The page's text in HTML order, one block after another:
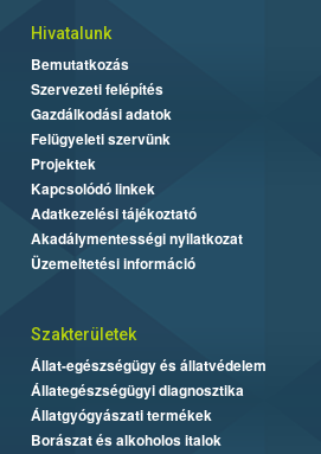
Hivatalunk
Bemutatkozás
Szervezeti felépítés
Gazdálkodási adatok
Felügyeleti szervünk
Projektek
Kapcsolódó linkek
Adatkezelési tájékoztató
Akadálymentességi nyilatkozat
Üzemeltetési információ
Szakterületek
Állat-egészségügy és állatvédelem
Állategészségügyi diagnosztika
Állatgyógyászati termékek
Borászat és alkoholos italok